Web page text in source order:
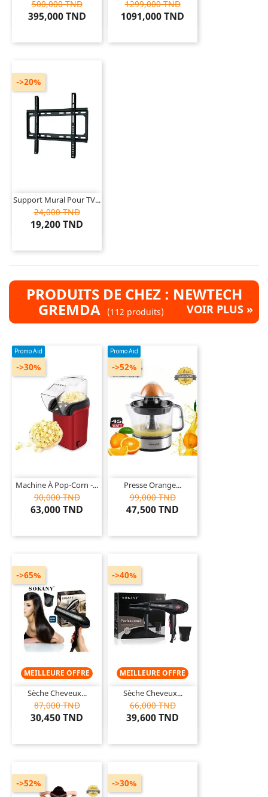
500,000 TND
395,000 TND
1299,000 TND
1091,000 TND
Support Mural Pour TV...
24,000 TND
19,200 TND
->20%
PRODUITS DE CHEZ : NEWTECH
GREMDA (112 produits) VOIR PLUS »
Promo Aid
Machine À Pop-Corn -...
90,000 TND
63,000 TND
->30%
Promo Aid
Presse Orange...
99,000 TND
47,500 TND
->52%
MEILLEURE OFFRE
Sèche Cheveux...
87,000 TND
30,450 TND
->65%
MEILLEURE OFFRE
Sèche Cheveux...
66,000 TND
39,600 TND
->40%
->52% ->30%